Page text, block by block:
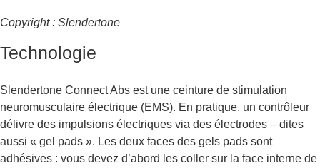
Copyright : Slendertone
Technologie
Slendertone Connect Abs est une ceinture de stimulation
neuromusculaire électrique (EMS). En pratique, un contrôleur
délivre des impulsions électriques via des électrodes – dites
aussi « gel pads ». Les deux faces des gels pads sont
adhésives : vous devez d’abord les coller sur la face interne de